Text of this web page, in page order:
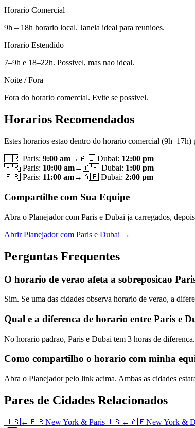
Horario Comercial
9h – 18h horario local. Janela ideal para reunioes.
Horario Estendido
7–9h e 18–22h. Possivel, mas nao ideal.
Noite / Fora
Fora do horario comercial. Evite se possivel.
Horarios Recomendados
Estes horarios estao dentro do horario comercial (9h–17h)
🇫🇷 Paris: 9:00 am→🇦🇪 Dubai: 12:00 pm
🇫🇷 Paris: 10:00 am→🇦🇪 Dubai: 1:00 pm
🇫🇷 Paris: 11:00 am→🇦🇪 Dubai: 2:00 pm
Compartilhe com Sua Equipe
Abra o Planejador com Paris e Dubai ja carregados,
Abrir Planejador com Paris e Dubai →
Perguntas Frequentes
O horario de verao afeta a sobreposicao
Sim. Se uma das cidades observa horario de verao, a
Qual e a diferenca de horario entre Paris e
No horario padrao, Paris e Dubai tem 3 horas de diferenca.
Como compartilho o horario com minha
Abra o Planejador pelo link acima. Ambas as cidades
Pares de Cidades Relacionados
🇺🇸↔🇫🇷New York & Paris🇺🇸↔🇦🇪New York &